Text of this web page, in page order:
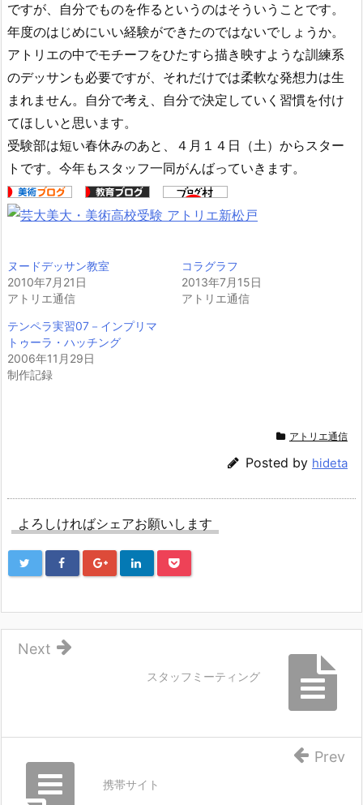
ですが、自分でものを作るというのはそういうことです。
年度のはじめにいい経験ができたのではないでしょうか。
アトリエの中でモチーフをひたすら描き映すような訓練系
のデッサンも必要ですが、それだけでは柔軟な発想力は生
まれません。自分で考え、自分で決定していく習慣を付け
てほしいと思います。
受験部は短い春休みのあと、４月１４日（土）からスター
トです。今年もスタッフ一同がんばっていきます。
ヌードデッサン教室
2010年7月21日
アトリエ通信
コラグラフ
2013年7月15日
アトリエ通信
テンペラ実習07－インプリマ
トゥーラ・ハッチング
2006年11月29日
制作記録
アトリエ通信
Posted by hideta
よろしければシェアお願いします
スタッフミーティング
Next
携帯サイト
Prev